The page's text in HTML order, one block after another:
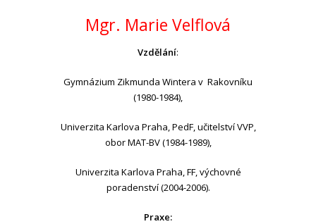
Mgr. Marie Velflová
Vzdělání:
Gymnázium Zikmunda Wintera v Rakovníku
(1980-1984),
Univerzita Karlova Praha, PedF, učitelství VVP,
obor MAT-BV (1984-1989),
Univerzita Karlova Praha, FF, výchovné
poradenství (2004-2006).
Praxe: